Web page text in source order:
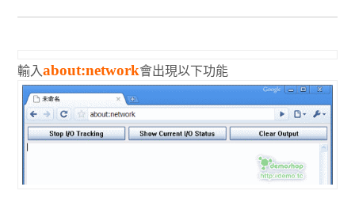
輸入about:network會出現以下功能